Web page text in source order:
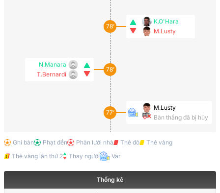
78’
K.O'Hara
M.Lusty
N.Manara
T.Bernardi
78’
77’
M.Lusty
Bàn thắng đã bị hủy
Ban huấn luyện
66’
Thống kê
Ghi bàn Phạt đền Phản lưới nhà Thẻ đỏ
Thẻ vàng
Thẻ vàng lần thứ 2
Thay người Var